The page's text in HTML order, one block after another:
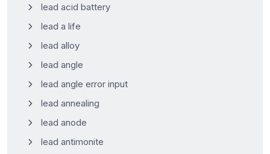
lead acid battery
lead a life
lead alloy
lead angle
lead angle error input
lead annealing
lead anode
lead antimonite